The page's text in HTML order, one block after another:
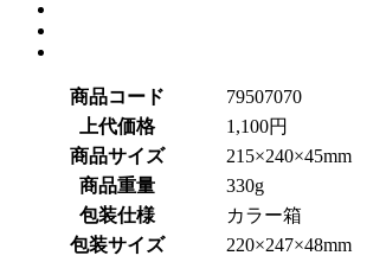
商品コード
79507070
上代価格
1,100円
商品サイズ
215×240×45mm
商品重量
330g
包装仕様
カラー箱
包装サイズ
220×247×48mm